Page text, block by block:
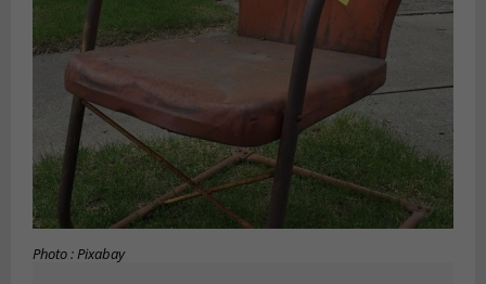
Photo : Pixabay